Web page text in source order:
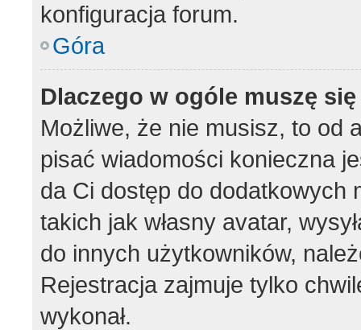
konfiguracja forum.
Góra
Dlaczego w ogóle muszę
Możliwe, że nie musisz, to od
pisać wiadomości konieczna
da Ci dostęp do dodatkowych
takich jak własny avatar,
do innych użytkowników,
Rejestracja zajmuje tylko
wykonał.